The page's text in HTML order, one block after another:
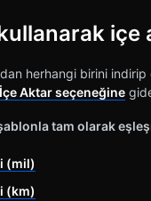
içe
herhangi birini indirip
Aktar seçeneğine
tam olarak
(mil)
(km)